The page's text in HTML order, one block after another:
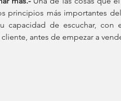
principios más importantes
capacidad de escuchar,
antes de empezar a